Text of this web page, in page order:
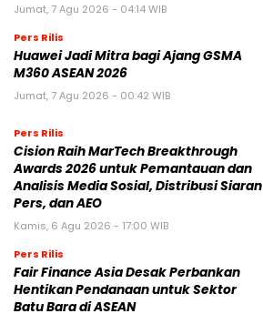
Jumat, 7 Agu 2026 - 04:14 WIB
Pers Rilis
Huawei Jadi Mitra bagi Ajang GSMA
M360 ASEAN 2026
Jumat, 7 Agu 2026 - 00:42 WIB
Pers Rilis
Cision Raih MarTech Breakthrough
Awards 2026 untuk Pemantauan dan
Analisis Media Sosial, Distribusi Siaran
Pers, dan AEO
Kamis, 6 Agu 2026 - 17:00 WIB
Pers Rilis
Fair Finance Asia Desak Perbankan
Hentikan Pendanaan untuk Sektor
Batu Bara di ASEAN